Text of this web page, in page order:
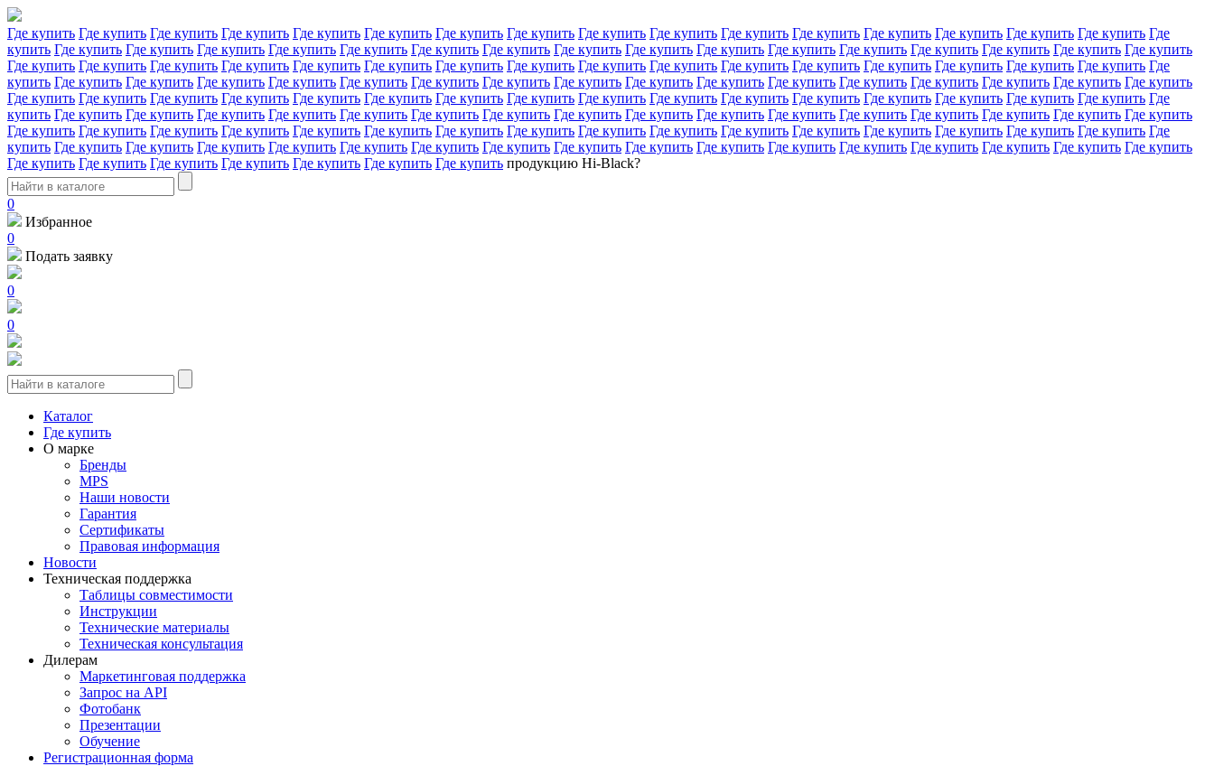
Где купить Где купить Где купить Где купить Где купить Где купить Где купить Где купить Где купить Где купить Где купить Где купить Где купить Где купить Где купить Где купить Где
купить Где купить Где купить Где купить Где купить Где купить Где купить Где купить Где купить Где купить Где купить Где купить Где купить Где купить Где купить Где купить Где купить
Где купить Где купить Где купить Где купить Где купить Где купить Где купить Где купить Где купить Где купить Где купить Где купить Где купить Где купить Где купить Где купить Где
купить Где купить Где купить Где купить Где купить Где купить Где купить Где купить Где купить Где купить Где купить Где купить Где купить Где купить Где купить Где купить Где купить
Где купить Где купить Где купить Где купить Где купить Где купить Где купить Где купить Где купить Где купить Где купить Где купить Где купить Где купить Где купить Где купить Где
купить Где купить Где купить Где купить Где купить Где купить Где купить Где купить Где купить Где купить Где купить Где купить Где купить Где купить Где купить Где купить Где купить
Где купить Где купить Где купить Где купить Где купить Где купить Где купить Где купить Где купить Где купить Где купить Где купить Где купить Где купить Где купить Где купить Где
купить Где купить Где купить Где купить Где купить Где купить Где купить Где купить Где купить Где купить Где купить Где купить Где купить Где купить Где купить Где купить Где купить
Где купить Где купить Где купить Где купить Где купить Где купить Где купить продукцию Hi-Black?
0
Избранное
0
Подать заявку
0
0
Каталог
Где купить
О марке
Бренды
MPS
Наши новости
Гарантия
Сертификаты
Правовая информация
Новости
Техническая поддержка
Таблицы совместимости
Инструкции
Технические материалы
Техническая консультация
Дилерам
Маркетинговая поддержка
Запрос на API
Фотобанк
Презентации
Обучение
Регистрационная форма